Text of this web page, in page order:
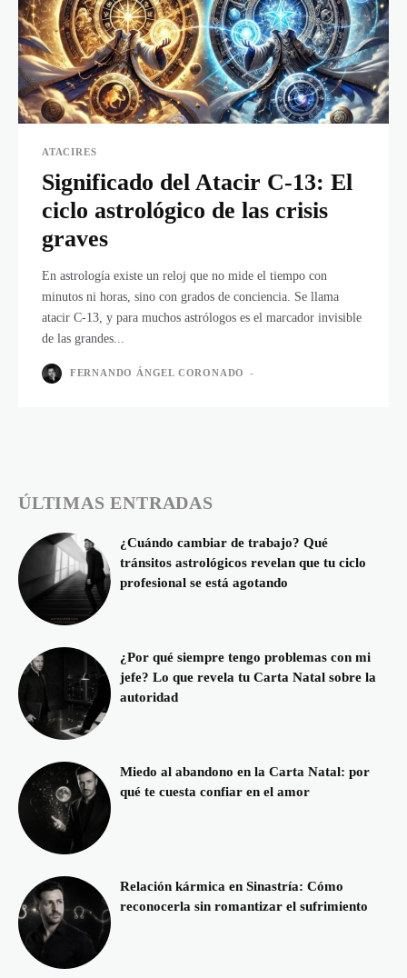
ATACIRES
Significado del Atacir C-13: El
ciclo astrológico de las crisis
graves
En astrología existe un reloj que no mide el tiempo con
minutos ni horas, sino con grados de conciencia. Se llama
atacir C-13, y para muchos astrólogos es el marcador invisible
de las grandes...
FERNANDO ÁNGEL CORONADO -
ÚLTIMAS ENTRADAS
¿Cuándo cambiar de trabajo? Qué
tránsitos astrológicos revelan que tu ciclo
profesional se está agotando
¿Por qué siempre tengo problemas con mi
jefe? Lo que revela tu Carta Natal sobre la
autoridad
Miedo al abandono en la Carta Natal: por
qué te cuesta confiar en el amor
Relación kármica en Sinastría: Cómo
reconocerla sin romantizar el sufrimiento